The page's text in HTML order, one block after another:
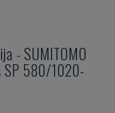
- SUMITOMO
SP 580/1020-